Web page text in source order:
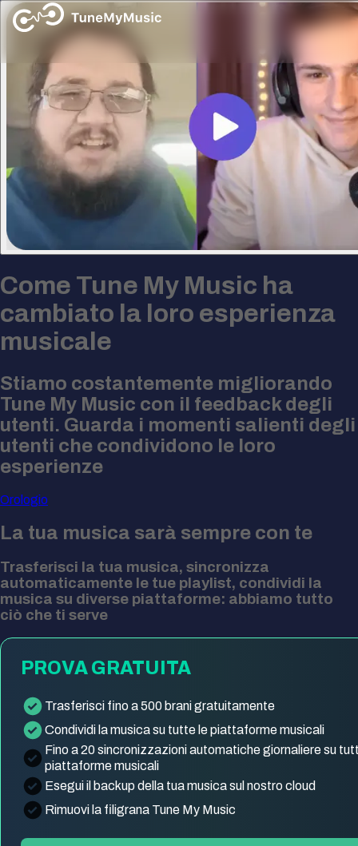
Come Tune My Music ha
cambiato la loro esperienza
musicale
Stiamo costantemente migliorando
Tune My Music con il feedback degli
utenti. Guarda i momenti salienti degli
utenti che condividono le loro
esperienze
Orologio
La tua musica sarà sempre con te
Trasferisci la tua musica, sincronizza
automaticamente le tue playlist, condividi la
musica su diverse piattaforme: abbiamo tutto
ciò che ti serve
PROVA GRATUITA
Trasferisci fino a 500 brani gratuitamente
Condividi la musica su tutte le piattaforme musicali
Fino a 20 sincronizzazioni automatiche giornaliere su
piattaforme musicali
Esegui il backup della tua musica sul nostro cloud
Rimuovi la filigrana Tune My Music